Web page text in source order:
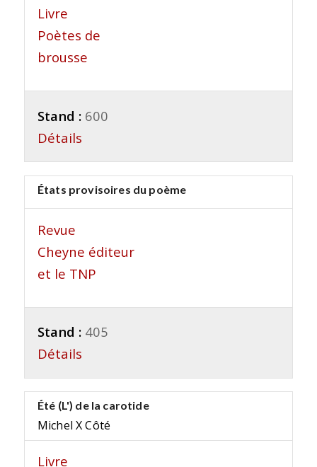
Livre
Poètes de
brousse
Stand : 600
Détails
États provisoires du poème
Revue
Cheyne éditeur
et le TNP
Stand : 405
Détails
Été (L') de la carotide
Michel X Côté
Livre